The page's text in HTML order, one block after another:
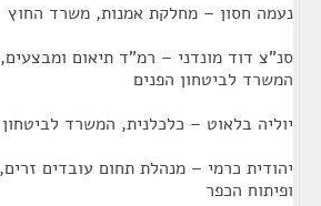
נעמה חסון – מחלקת אמנות, משרד החוץ
סנ"צ דוד מונדני – רמ"ד תיאום
המשרד לביטחון הפנים
יוליה בלאוט – כלכלנית, המשרד
יהודית כרמי – מנהלת תחום עובדים
ופיתוח הכפר